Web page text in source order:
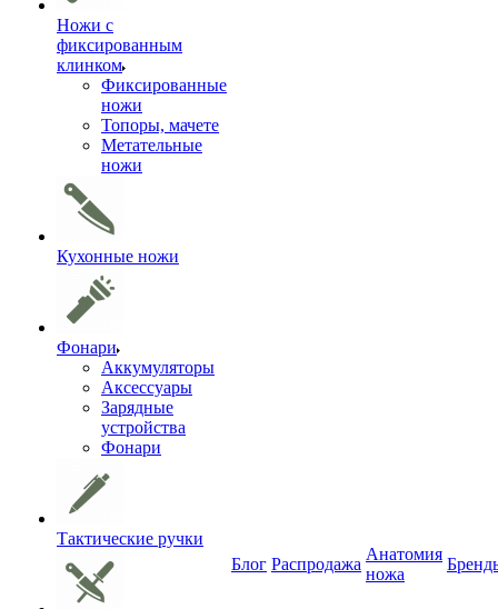
Ножи с
фиксированным
клинком
Фиксированные
ножи
Топоры, мачете
Метательные
ножи
Кухонные ножи
Фонари
Аккумуляторы
Аксессуары
Зарядные
устройства
Фонари
Тактические ручки
Блог Распродажа
Анатомия
ножа